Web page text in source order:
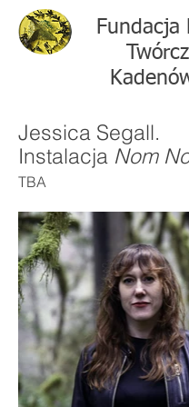
Fundacja
Jessica Segall.
Instalacja Nom
TBA